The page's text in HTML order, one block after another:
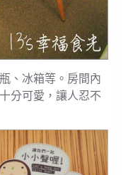
、冰箱等。房間內
分可愛，讓人忍不